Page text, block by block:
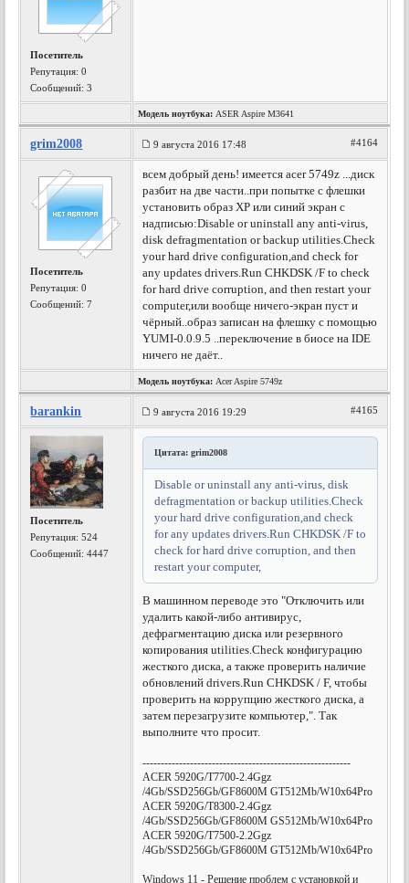
Посетитель
Репутация:0
Сообщений: 3
Модель ноутбука: ASER Aspire M3641
grim2008 9 августа 2016 17:48 #4164
Посетитель
Репутация:0
Сообщений: 7
всем добрый день! имеется acer 5749z ...диск
разбит на две части..при попытке с флешки
установить образ XP или синий экран с
надписью:Disable or uninstall any anti-virus,
disk defragmentation or backup utilities.Check
your hard drive configuration,and check for
any updates drivers.Run CHKDSK /F to check
for hard drive corruption, and then restart your
computer,или вообще ничего-экран пуст и
чёрный..образ записан на флешку с помощью
YUMI-0.0.9.5 ..переключение в биосе на IDE
ничего не даёт..
Модель ноутбука: Acer Aspire 5749z
barankin 9 августа 2016 19:29 #4165
Посетитель
Репутация:524
Сообщений: 4447
Цитата: grim2008
Disable or uninstall any anti-virus, disk
defragmentation or backup utilities.Check
your hard drive configuration,and check
for any updates drivers.Run CHKDSK /F to
check for hard drive corruption, and then
restart your computer,
В машинном переводе это "Отключить или
удалить какой-либо антивирус,
дефрагментацию диска или резервного
копирования utilities.Check конфигурацию
жесткого диска, а также проверить наличие
обновлений drivers.Run CHKDSK / F, чтобы
проверить на коррупцию жесткого диска, а
затем перезагрузите компьютер,". Так
выполните что просит.
---------------------------------------------------------
ACER 5920G/T7700-2.4Ggz
/4Gb/SSD256Gb/GF8600M GT512Mb/W10x64Pro
ACER 5920G/T8300-2.4Ggz
/4Gb/SSD256Gb/GF8600M GS512Mb/W10x64Pro
ACER 5920G/T7500-2.2Ggz
/4Gb/SSD256Gb/GF8600M GT512Mb/W10x64Pro
Windows 11 - Решение проблем с установкой и